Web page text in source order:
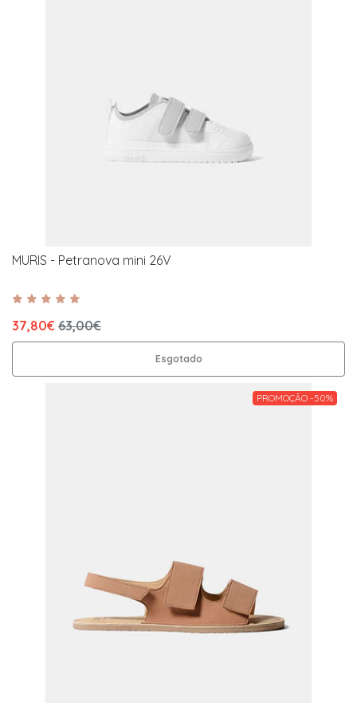
MURIS - Petranova mini 26V
37,80€ 63,00€
Esgotado
PROMOÇÃO -50%